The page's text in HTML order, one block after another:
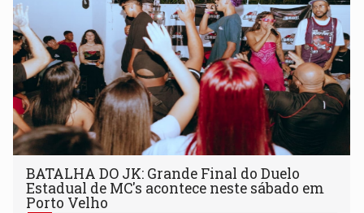
BATALHA DO JK: Grande Final do Duelo
Estadual de MC's acontece neste sábado em
Porto Velho